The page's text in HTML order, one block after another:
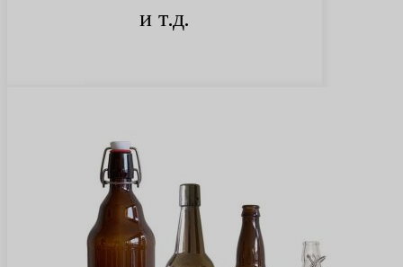
и т.д.